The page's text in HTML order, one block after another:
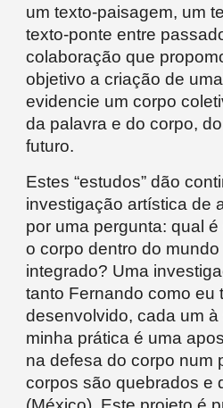
um texto-paisagem, um
texto-ponte entre
colaboração que
objetivo a criação de
evidencie um corpo
da palavra e do corpo,
futuro.
Estes “estudos” dão
investigação artística de
por uma pergunta: qual
o corpo dentro do mundo
integrado? Uma
tanto Fernando como eu
desenvolvido, cada um à
minha prática é uma
na defesa do corpo num
corpos são quebrados e